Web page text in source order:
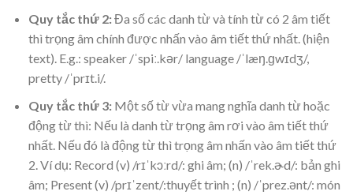
Quy tắc thứ 2:Đa số các danh từ và tính từ có 2 âm tiết
thì trọng âm chính được nhấn vào âm tiết thứ nhất. (hiện
text). E.g.: speaker /ˈspiː.kər/ language /ˈlæŋ.ɡwɪdʒ/,
pretty /ˈprɪt.i/.
Quy tắc thứ 3: Một số từ vừa mang nghĩa danh từ hoặc
động từ thì: Nếu là danh từ trọng âm rơi vào âm tiết thứ
nhất. Nếu đó là động từ thì trọng âm nhấn vào âm tiết thứ
2. Ví dụ: Record (v) /rɪˈkɔːrd/: ghi âm; (n) /ˈrek.ɚd/: bản ghi
âm; Present (v) /prɪˈzent/:thuyết trình ; (n) /ˈprez.ənt/: món